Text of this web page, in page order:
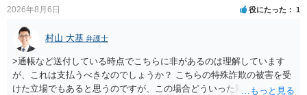
2026年8月6日 役にたった 1
村山 大基 弁護士
>通帳など送付している時点でこちらに非があるのは理解しています
が、これは支払うべきなのでしょうか？ こちらの特殊詐欺の被害を受
けた立場でもあると思うのですが、この場合どういった対処が必要で